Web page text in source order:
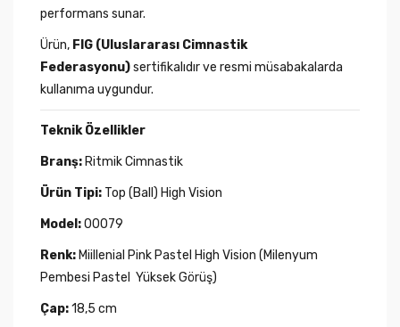
performans sunar.
Ürün, FIG (Uluslararası Cimnastik
Federasyonu)sertifikalıdır ve resmi müsabakalarda
kullanıma uygundur.
Teknik Özellikler
Branş: Ritmik Cimnastik
Ürün Tipi: Top (Ball) High Vision
Model:00079
Renk: Miillenial Pink Pastel High Vision (Milenyum
Pembesi Pastel Yüksek Görüş)
Çap:18,5 cm